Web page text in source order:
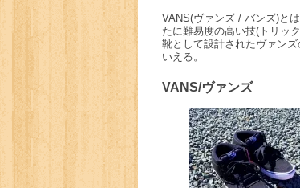
VANS(ヴァンズ / バンズ)と
たに難易度の高い技(トリッ
靴として設計されたヴァン
いえる。
VANS/ヴァンズ